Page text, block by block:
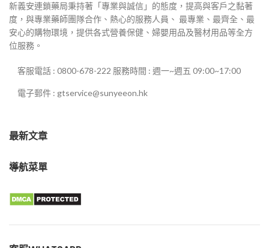
新義安連鎖藥局秉持著「專業與誠信」的態度，提高與客戶之黏著
度，與專業藥師團隊合作、熱心的服務人員、 最專業、最齊全、最
安心的購物環境，提供各式營養保健、婦嬰用品及醫材用品等全方
位服務。
客服電話 : 0800-678-222 服務時間 : 週一~週五 09:00~17:00
電子郵件 : gtservice@sunyeeon.hk
最新文章
導航菜單